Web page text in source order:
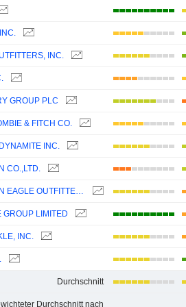
INC.
GROUP PLC
& FITCH CO.
INC.
CO.,LTD.
AMERICAN EAGLE OUTFITTERS, INC.
GROUP LIMITED
INC.
Durchschnitt
Durchschnitt nach